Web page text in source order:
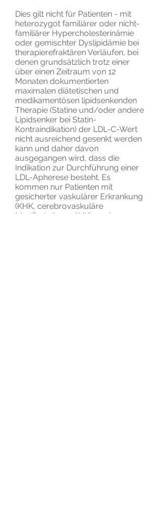
Dies gilt nicht für Patienten - mit
heterozygot familiärer oder nicht‐
familiärer Hypercholesterinämie
oder gemischter Dyslipidämie bei
therapierefraktären Verläufen, bei
denen grundsätzlich trotz einer
über einen Zeitraum von 12
Monaten dokumentierten
maximalen diätetischen und
medikamentösen lipidsenkenden
Therapie (Statine und/oder andere
Lipidsenker bei Statin-
Kontraindikation) der LDL-C-Wert
nicht ausreichend gesenkt werden
kann und daher davon
ausgegangen wird, dass die
Indikation zur Durchführung einer
LDL-Apherese besteht. Es
kommen nur Patienten mit
gesicherter vaskulärer Erkrankung
(KHK, cerebrovaskuläre
Manifestation, pAVK) sowie